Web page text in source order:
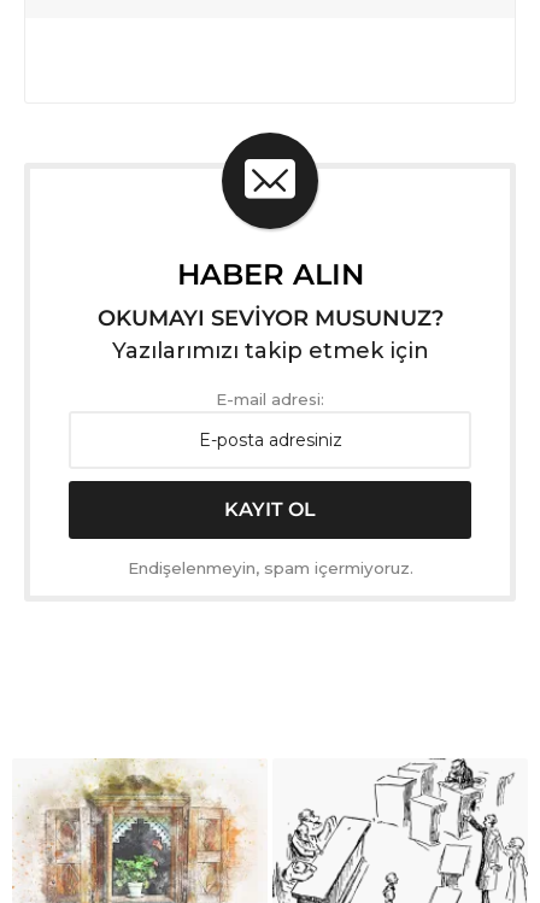
HABER ALIN
OKUMAYI SEVİYOR MUSUNUZ?
Yazılarımızı takip etmek için
E-mail adresi:
Endişelenmeyin, spam içermiyoruz.